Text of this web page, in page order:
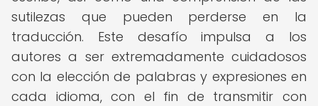
sutilezas que pueden perderse en la
traducción. Este desafío impulsa a los
autores a ser extremadamente cuidadosos
con la elección de palabras y expresiones en
cada idioma, con el fin de transmitir con